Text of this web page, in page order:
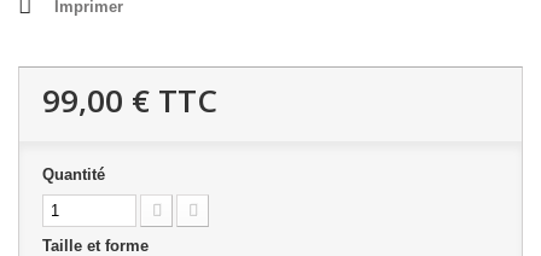
Imprimer
99,00 € TTC
Quantité
Taille et forme